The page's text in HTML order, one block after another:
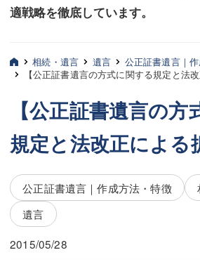
みずほ中央の特長・実質編
弁護士紹介
三平 聡史
桶川 聡
三平 隆史
吉元 優仁
適戦略を徹底しています。
みずほ中央の特長・実質編
弁護士紹介
三平 聡史
桶川 聡
三平 隆史
吉元 優仁
相続・遺言 遺言
公正証書遺言｜
【公正証書遺言の方式に関する規定と法
【公正証書遺言の方
規定と法改正による
公正証書遺言｜作成方法・特徴
遺言
2015/05/28